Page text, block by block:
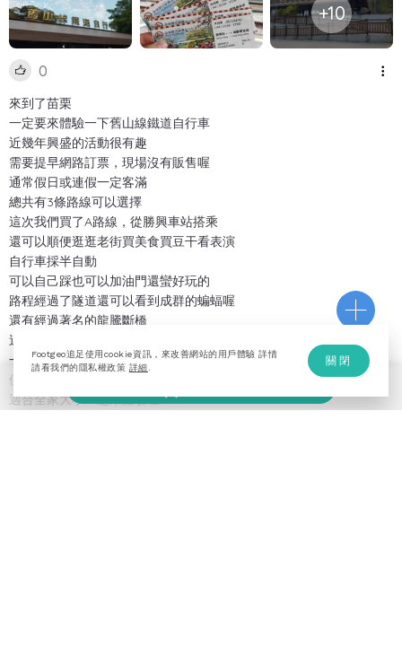
+10
0
來到了苗栗
一定要來體驗一下舊山線鐵道自行車
近幾年興盛的活動很有趣
需要提早網路訂票，現場沒有販售喔
通常假日或連假一定客滿
總共有3條路線可以選擇
這次我們買了A路線，從勝興車站搭乘
還可以順便逛逛老街買美食買豆干看表演
自行車採半自動
可以自己踩也可以加油門還蠻好玩的
路程經過了隧道還可以看到成群的蝙蝠喔
還有經過著名的龍騰斷橋
這一定要來看一次的呀
一路上都要跟前車保持距離
但其實時速最多也只有12公里啦
適合全家大小一起來體驗喔
Footgeo追足使用cookie資訊，來改善網站的用戶體驗 詳情
請看我們的隱私權政策 詳細
關閉